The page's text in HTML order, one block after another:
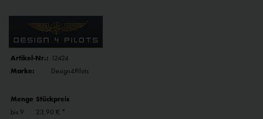
Artikel-Nr.: 12424
Marke:
Design4Pilots
Menge Stückpreis
bis 9
23,90 € *